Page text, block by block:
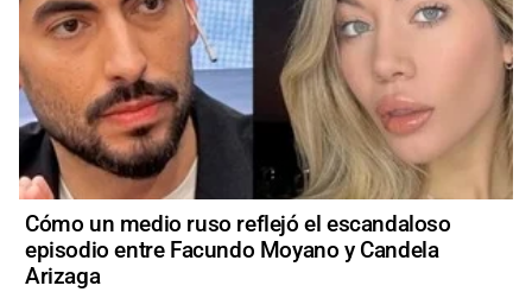
Cómo un medio ruso reflejó el escandaloso
episodio entre Facundo Moyano y Candela
Arizaga